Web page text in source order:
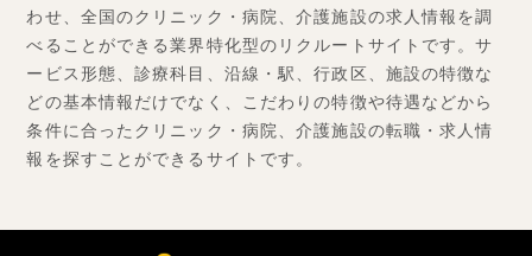
わせ、全国のクリニック・病院、介護施設の求人情報を調
べることができる業界特化型のリクルートサイトです。サ
ービス形態、診療科目、沿線・駅、行政区、施設の特徴な
どの基本情報だけでなく、こだわりの特徴や待遇などから
条件に合ったクリニック・病院、介護施設の転職・求人情
報を探すことができるサイトです。